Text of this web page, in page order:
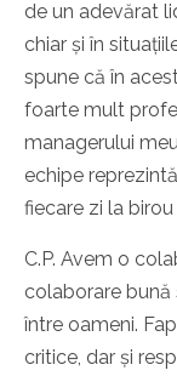
de un adevărat
chiar și în
spune că în
foarte mult
managerului
echipe
fiecare zi la
C.P. Avem o
colaborare
între oameni.
critice, dar și